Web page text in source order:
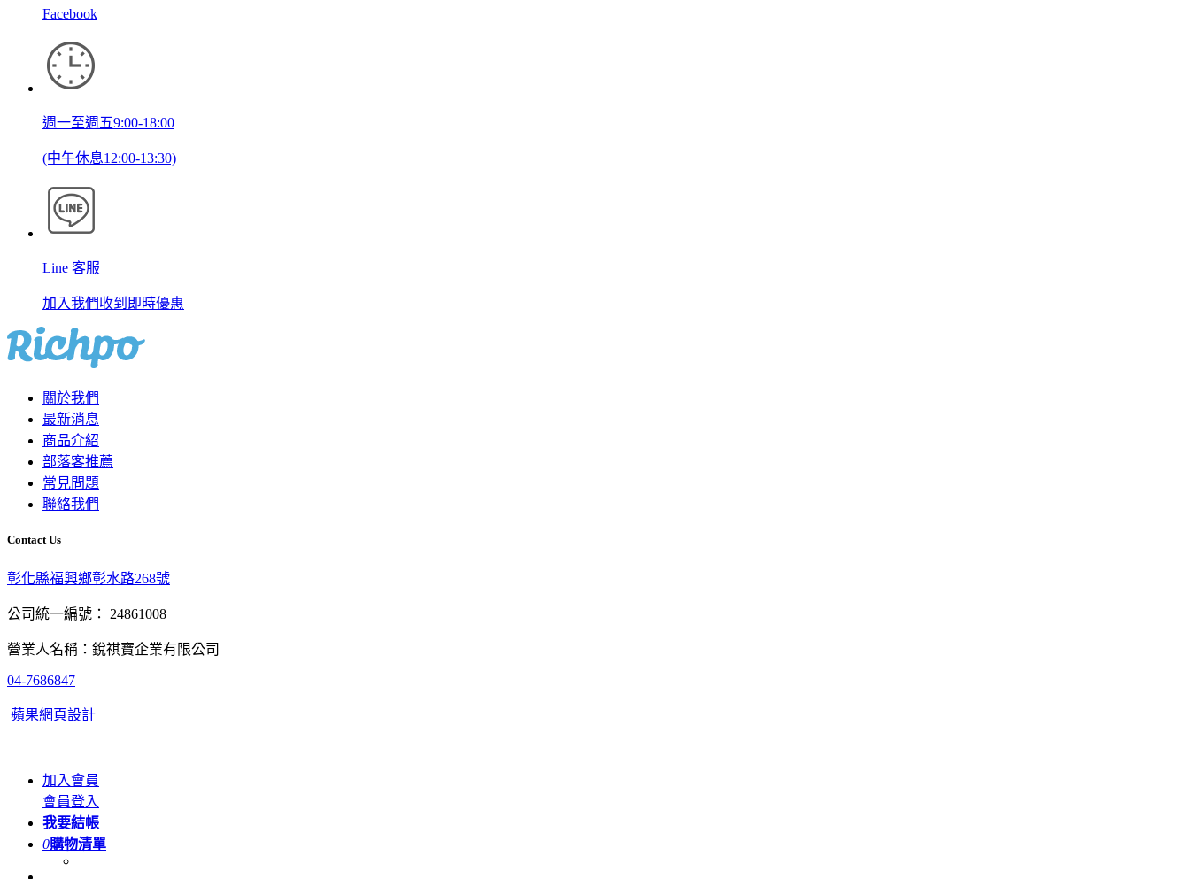
Facebook
週一至週五9:00-18:00
(中午休息12:00-13:30)
Line 客服
加入我們收到即時優惠
關於我們
最新消息
商品介紹
部落客推薦
常見問題
聯絡我們
Contact Us
彰化縣福興鄉彰水路268號
公司統一編號： 24861008
營業人名稱：銳祺寶企業有限公司
04-7686847
蘋果網頁設計
加入會員
會員登入
我要結帳
0購物清單